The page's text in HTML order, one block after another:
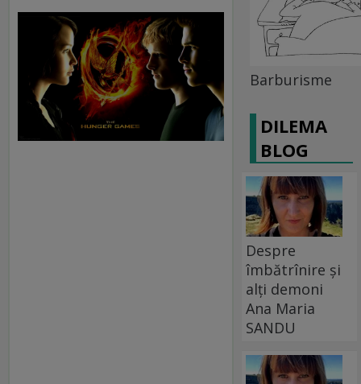
Barburisme
DILEMA
BLOG
Despre
îmbătrînire și
alți demoni
Ana Maria
SANDU